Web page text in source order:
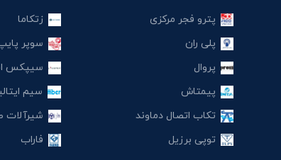
پترو فجر مرکزی
پلی ران
پروال
پیمتاش
تکاب اتصال دماوند
توپی برزیل
زتکاما
سوپر
سیپکس
سیم
شیرآلات
فاراب